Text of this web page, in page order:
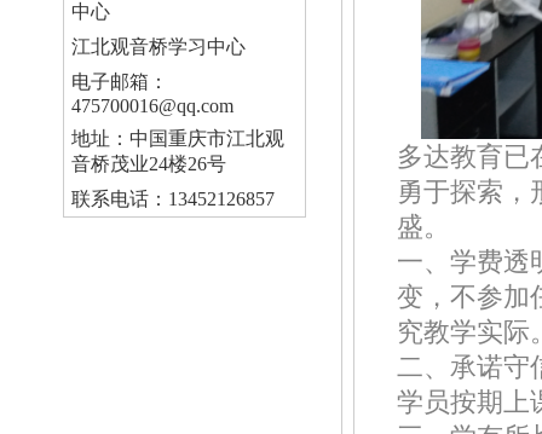
中心
江北观音桥学习中心
电子邮箱：
475700016@qq.com
地址：中国重庆市江北观
音桥茂业24楼26号
联系电话：13452126857
多达教育已
勇于探索，
盛。
一、学费透
变，不参加
究教学实际
二、承诺守
学员按期上